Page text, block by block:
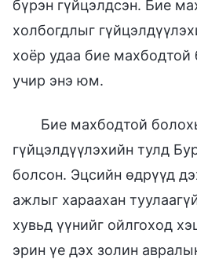
бүрэн гүйцэлдсэн. Бие
холбогдлыг
хоёр удаа бие махбодтой
учир энэ юм.
Бие махбодтой
гүйцэлдүүлэхийн тулд
болсон. Эцсийн өдрүүд
ажлыг хараахан
хувьд үүнийг ойлгоход
эрин үе дэх золин